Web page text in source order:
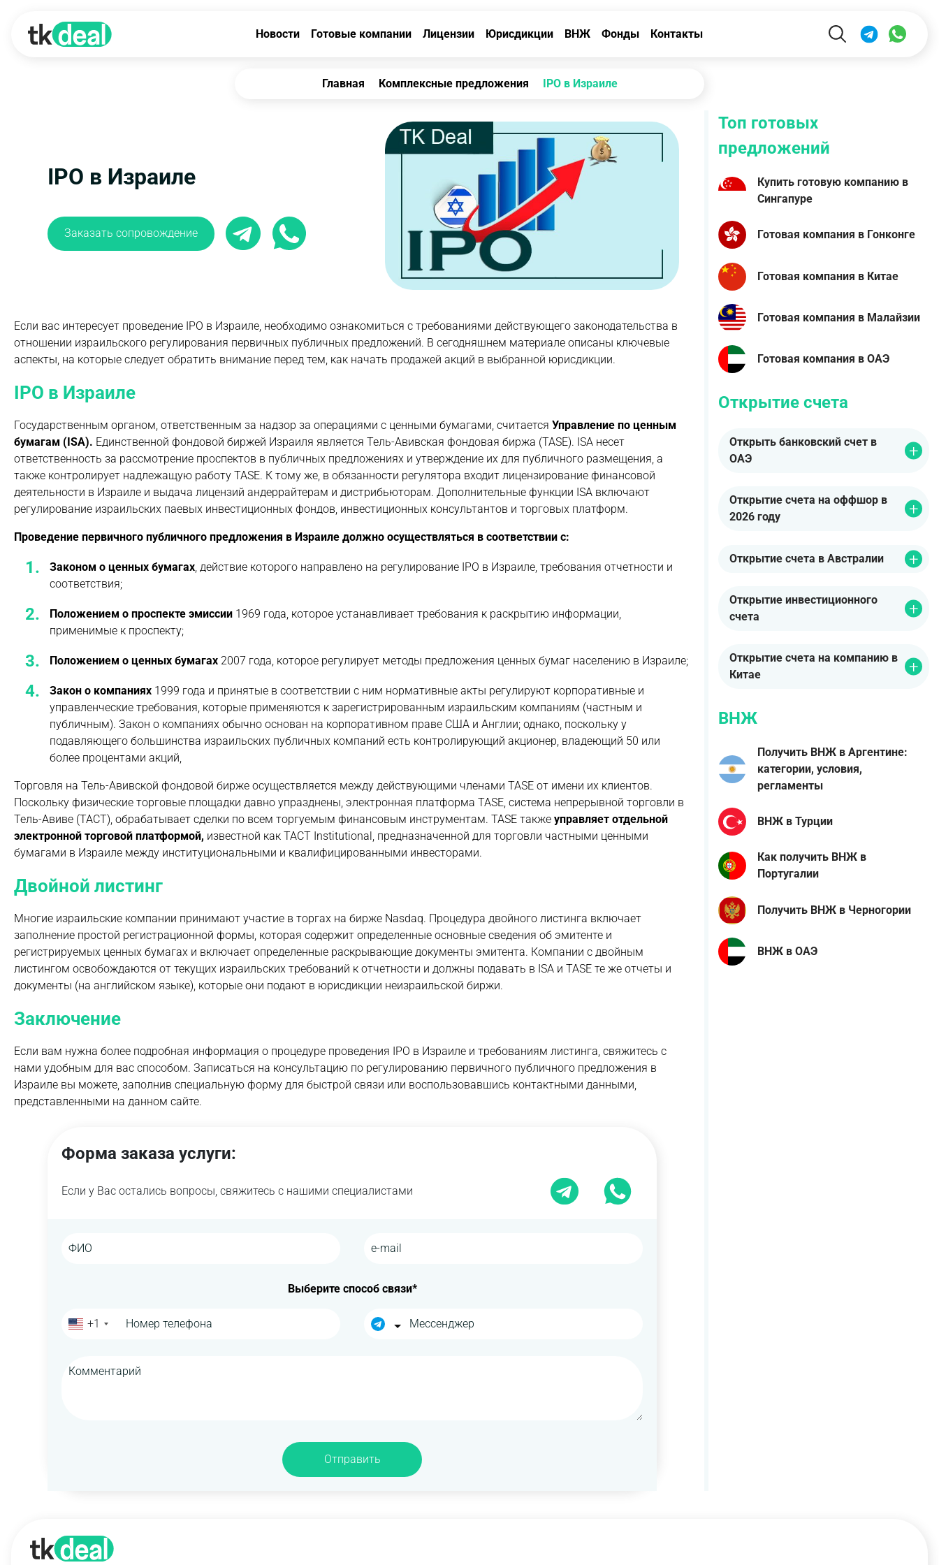
Новости Готовые компании Лицензии Юрисдикции ВНЖ Фонды Контакты
Главная Комплексные предложения IPO в Израиле
IPO в Израиле
Заказать сопровождение
Если вас интересует проведение IPO в Израиле, необходимо ознакомиться с требованиями действующего законодательства в
отношении израильского регулирования первичных публичных предложений. В сегодняшнем материале описаны ключевые
аспекты, на которые следует обратить внимание перед тем, как начать продажей акций в выбранной юрисдикции.
IPO в Израиле
Государственным органом, ответственным за надзор за операциями с ценными бумагами, считается Управление по ценным
бумагам (ISA). Единственной фондовой биржей Израиля является Тель-Авивская фондовая биржа (TASE). ISA несет
ответственность за рассмотрение проспектов в публичных предложениях и утверждение их для публичного размещения, а
также контролирует надлежащую работу TASE. К тому же, в обязанности регулятора входит лицензирование финансовой
деятельности в Израиле и выдача лицензий андеррайтерам и дистрибьюторам. Дополнительные функции ISA включают
регулирование израильских паевых инвестиционных фондов, инвестиционных консультантов и торговых платформ.
Проведение первичного публичного предложения в Израиле должно осуществляться в соответствии с:
Законом о ценных бумагах, действие которого направлено на регулирование IPO в Израиле, требования отчетности и
соответствия;
Положением о проспекте эмиссии 1969 года, которое устанавливает требования к раскрытию информации,
применимые к проспекту;
Положением о ценных бумагах 2007 года, которое регулирует методы предложения ценных бумаг населению в Израиле;
Закон о компаниях 1999 года и принятые в соответствии с ним нормативные акты регулируют корпоративные и
управленческие требования, которые применяются к зарегистрированным израильским компаниям (частным и
публичным). Закон о компаниях обычно основан на корпоративном праве США и Англии; однако, поскольку у
подавляющего большинства израильских публичных компаний есть контролирующий акционер, владеющий 50 или
более процентами акций,
Торговля на Тель-Авивской фондовой бирже осуществляется между действующими членами TASE от имени их клиентов.
Поскольку физические торговые площадки давно упразднены, электронная платформа TASE, система непрерывной торговли в
Тель-Авиве (TACT), обрабатывает сделки по всем торгуемым финансовым инструментам. TASE также управляет отдельной
электронной торговой платформой, известной как TACT Institutional, предназначенной для торговли частными ценными
бумагами в Израиле между институциональными и квалифицированными инвесторами.
Двойной листинг
Многие израильские компании принимают участие в торгах на бирже Nasdaq. Процедура двойного листинга включает
заполнение простой регистрационной формы, которая содержит определенные основные сведения об эмитенте и
регистрируемых ценных бумагах и включает определенные раскрывающие документы эмитента. Компании с двойным
листингом освобождаются от текущих израильских требований к отчетности и должны подавать в ISA и TASE те же отчеты и
документы (на английском языке), которые они подают в юрисдикции неизраильской биржи.
Заключение
Если вам нужна более подробная информация о процедуре проведения IPO в Израиле и требованиям листинга, свяжитесь с
нами удобным для вас способом. Записаться на консультацию по регулированию первичного публичного предложения в
Израиле вы можете, заполнив специальную форму для быстрой связи или воспользовавшись контактными данными,
представленными на данном сайте.
Форма заказа услуги:
Если у Вас остались вопросы, свяжитесь с нашими специалистами
Выберите способ связи*
+1
Отправить
Топ готовых
предложений
Купить готовую компанию в
Сингапуре
Готовая компания в Гонконге
Готовая компания в Китае
Готовая компания в Малайзии
Готовая компания в ОАЭ
Открытие счета
Открыть банковский счет в
ОАЭ
Открытие счета на оффшор в
2026 году
Открытие счета в Австралии
Открытие инвестиционного
счета
Открытие счета на компанию в
Китае
ВНЖ
Получить ВНЖ в Аргентине:
категории, условия,
регламенты
ВНЖ в Турции
Как получить ВНЖ в
Португалии
Получить ВНЖ в Черногории
ВНЖ в ОАЭ